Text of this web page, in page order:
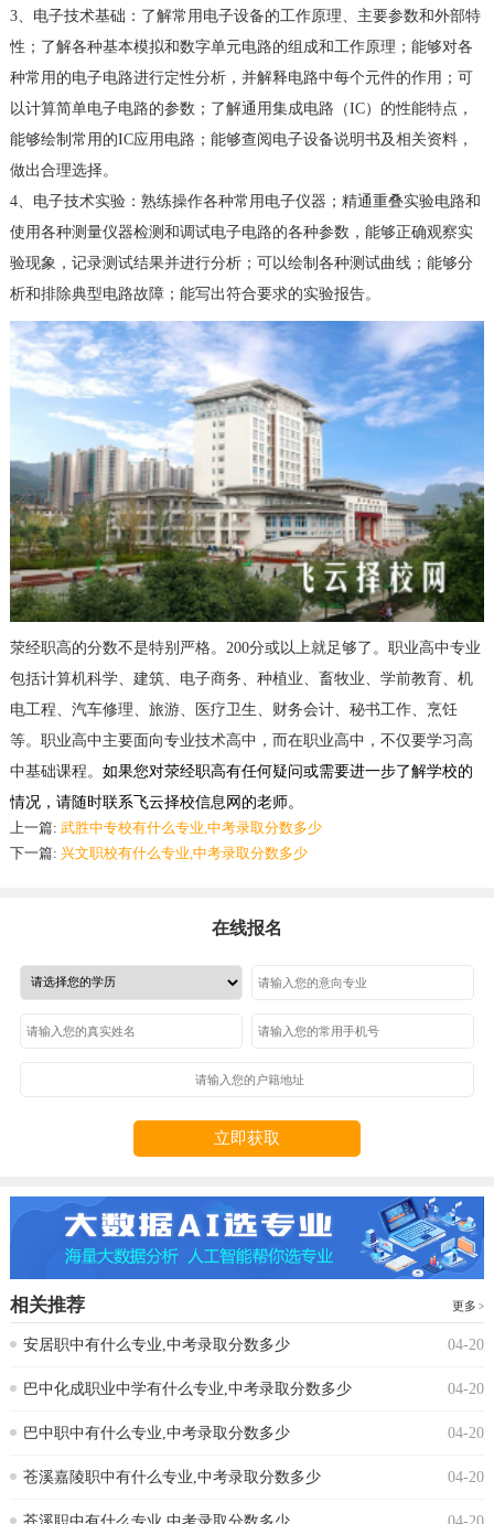
3、电子技术基础：了解常用电子设备的工作原理、主要参数和外部特
性；了解各种基本模拟和数字单元电路的组成和工作原理；能够对各
种常用的电子电路进行定性分析，并解释电路中每个元件的作用；可
以计算简单电子电路的参数；了解通用集成电路（IC）的性能特点，
能够绘制常用的IC应用电路；能够查阅电子设备说明书及相关资料，
做出合理选择。
4、电子技术实验：熟练操作各种常用电子仪器；精通重叠实验电路和
使用各种测量仪器检测和调试电子电路的各种参数，能够正确观察实
验现象，记录测试结果并进行分析；可以绘制各种测试曲线；能够分
析和排除典型电路故障；能写出符合要求的实验报告。
荥经职高的分数不是特别严格。200分或以上就足够了。职业高中专业
包括计算机科学、建筑、电子商务、种植业、畜牧业、学前教育、机
电工程、汽车修理、旅游、医疗卫生、财务会计、秘书工作、烹饪
等。职业高中主要面向专业技术高中，而在职业高中，不仅要学习高
中基础课程。 如果您对荥经职高有任何疑问或需要进一步了解学校的
情况，请随时联系飞云择校信息网的老师。
上一篇: 武胜中专校有什么专业,中考录取分数多少
下一篇: 兴文职校有什么专业,中考录取分数多少
在线报名
立即获取
相关推荐 更多
安居职中有什么专业,中考录取分数多少 04-20
巴中化成职业中学有什么专业,中考录取分数多少 04-20
巴中职中有什么专业,中考录取分数多少 04-20
苍溪嘉陵职中有什么专业,中考录取分数多少 04-20